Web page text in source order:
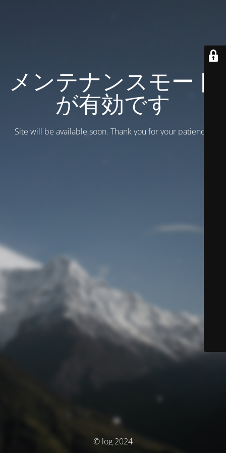
メンテナンスモード
が有効です
Site will be available soon. Thank you for your patience!
© log 2024